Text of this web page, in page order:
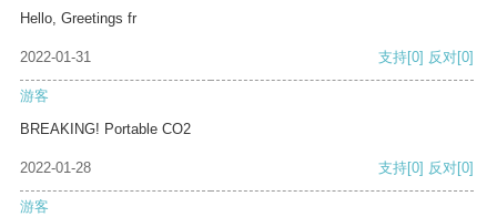
Hello, Greetings fr
2022-01-31 支持[0] 反对[0]
游客
BREAKING! Portable CO2
2022-01-28 支持[0] 反对[0]
游客